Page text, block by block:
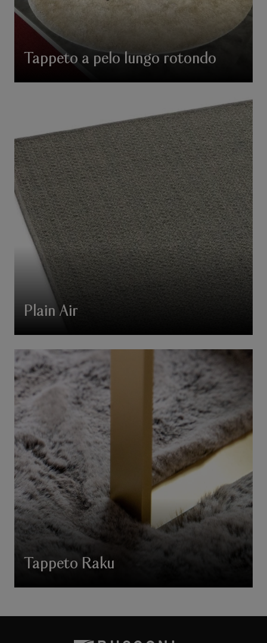
Tappeto a pelo lungo rotondo
Plain Air
Tappeto Raku